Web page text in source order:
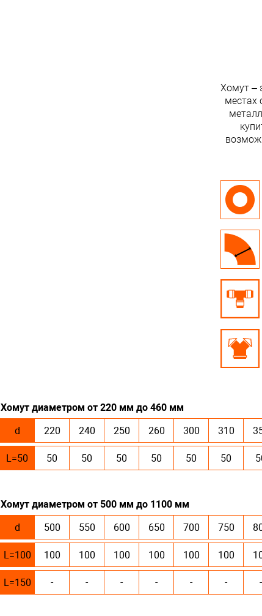
Хомут –
местах
Хомут диаметром от 220 мм до 460 мм
d
220 240 250 260 300 310
L=50 50 50 50 50 50 50
Хомут диаметром от 500 мм до 1100 мм
d
500 550 600 650 700 750
L=100 100 100 100 100 100 100
L=150 - - - - - - -